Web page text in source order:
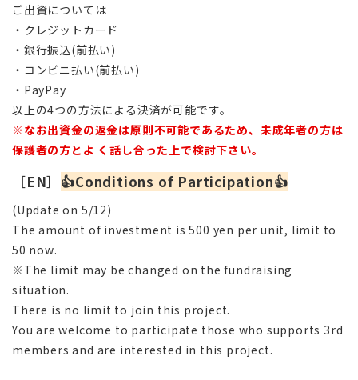
ご出資については
・クレジットカード
・銀行振込(前払い)
・コンビニ払い(前払い)
・PayPay
以上の4つの方法による決済が可能です。
※なお出資金の返金は原則不可能であるため、未成年者の方は
保護者の方とよ く話し合った上で検討下さい。
［EN］ 👍Conditions of Participation👍
(Update on 5/12)
The amount of investment is 500 yen per unit, limit to
50 now.
※The limit may be changed on the fundraising
situation.
There is no limit to join this project.
You are welcome to participate those who supports 3rd
members and are interested in this project.